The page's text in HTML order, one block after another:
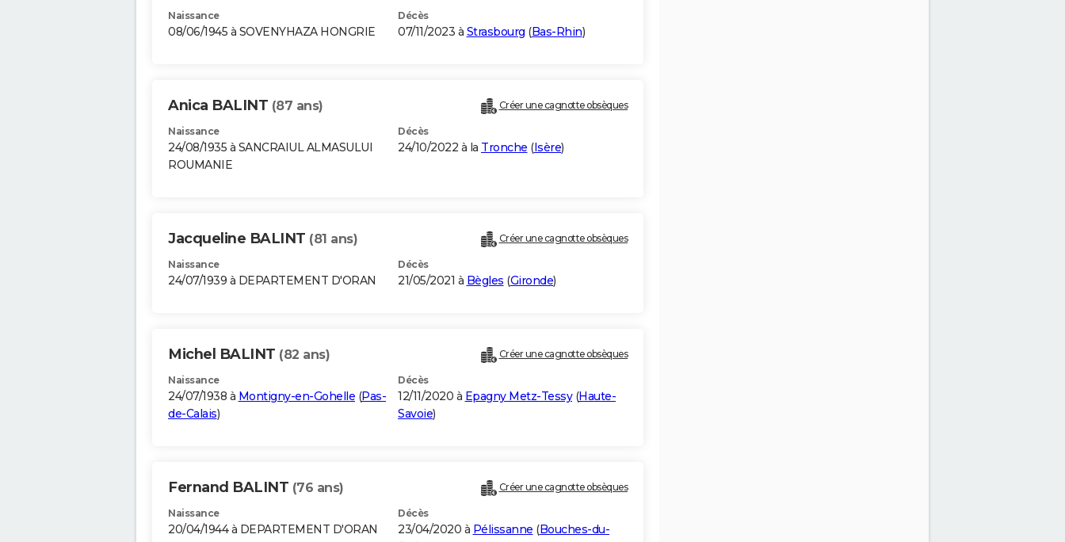
Naissance
08/06/1945 à SOVENYHAZA HONGRIE
Décès
07/11/2023 à Strasbourg (Bas-Rhin)
Anica BALINT (87 ans) Créer une cagnotte obsèques
Naissance
24/08/1935 à SANCRAIUL ALMASULUI
ROUMANIE
Décès
24/10/2022 à la Tronche (Isère)
Jacqueline BALINT (81 ans) Créer une cagnotte obsèques
Naissance
24/07/1939 à DEPARTEMENT D'ORAN
Décès
21/05/2021 à Bègles (Gironde)
Michel BALINT (82 ans) Créer une cagnotte obsèques
Naissance
24/07/1938 à Montigny-en-Gohelle (Pas-
de-Calais)
Décès
12/11/2020 à Epagny Metz-Tessy(Haute-
Savoie)
Fernand BALINT (76 ans) Créer une cagnotte obsèques
Naissance
20/04/1944 à DEPARTEMENT D'ORAN
Décès
23/04/2020 à Pélissanne (Bouches-du-